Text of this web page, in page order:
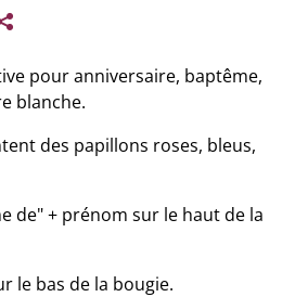
pour anniversaire, baptême,
blanche.
des papillons roses, bleus,
de" + prénom sur le haut de la
le bas de la bougie.